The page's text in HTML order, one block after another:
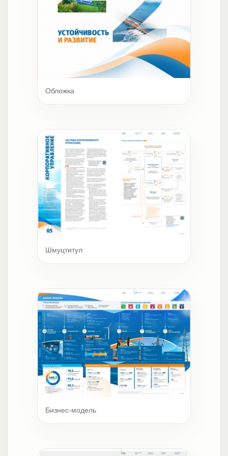
Обложка
Шмуцтитул
Бизнес-модель